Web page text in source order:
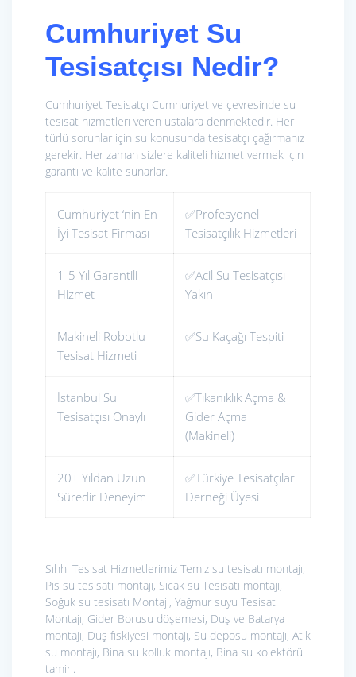
Cumhuriyet Su
Tesisatçısı Nedir?
Cumhuriyet Tesisatçı Cumhuriyet ve çevresinde su
tesisat hizmetleri veren ustalara denmektedir. Her
türlü sorunlar için su konusunda tesisatçı çağırmanız
gerekir. Her zaman sizlere kaliteli hizmet vermek için
garanti ve kalite sunarlar.
Cumhuriyet ‘nin En
İyi Tesisat Firması
✅Profesyonel
Tesisatçılık Hizmetleri
1-5 Yıl Garantili
Hizmet
✅Acil Su Tesisatçısı
Yakın
Makineli Robotlu
Tesisat Hizmeti
✅Su Kaçağı Tespiti
İstanbul Su
Tesisatçısı Onaylı
✅Tıkanıklık Açma &
Gider Açma
(Makineli)
20+ Yıldan Uzun
Süredir Deneyim
✅Türkiye Tesisatçılar
Derneği Üyesi
Sıhhi Tesisat Hizmetlerimiz Temiz su tesisatı montajı,
Pis su tesisatı montajı, Sıcak su Tesisatı montajı,
Soğuk su tesisatı Montajı, Yağmur suyu Tesisatı
Montajı, Gider Borusu döşemesi, Duş ve Batarya
montajı, Duş fıskiyesi montajı, Su deposu montajı, Atık
su montajı, Bina su kolluk montajı, Bina su kolektörü
tamiri.